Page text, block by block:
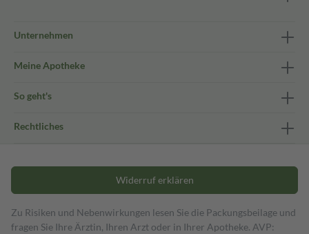
Unternehmen
Meine Apotheke
So geht's
Rechtliches
Widerruf erklären
Zu Risiken und Nebenwirkungen lesen Sie die Packungsbeilage und
fragen Sie Ihre Ärztin, Ihren Arzt oder in Ihrer Apotheke. AVP: